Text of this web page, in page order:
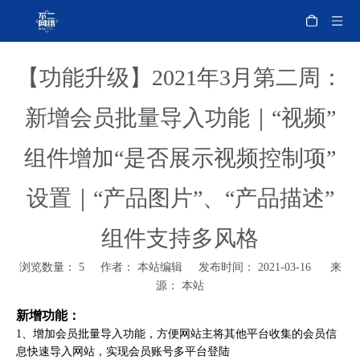
【功能升级】2021年3月第二周：
新增会员批量导入功能｜“视频”
组件增加“是否展示视频控制项”
设置｜“产品图片”、“产品描述”
组件支持多风格
浏览数量： 5作者： 本站编辑 发布时间： 2021-03-16 来
源： 本站
新增功能：
1、增加会员批量导入功能，方便网站主将其他平台收集的会员信
息快速导入网站，实现会员账号多平台登陆